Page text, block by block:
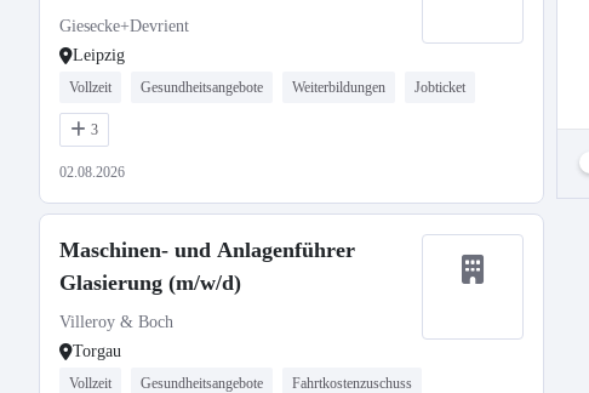
Giesecke+Devrient
Leipzig
Vollzeit Gesundheitsangebote Weiterbildungen Jobticket
3
02.08.2026
Maschinen- und Anlagenführer
Glasierung (m/w/d)
Villeroy & Boch
Torgau
Vollzeit Gesundheitsangebote Fahrtkostenzuschuss